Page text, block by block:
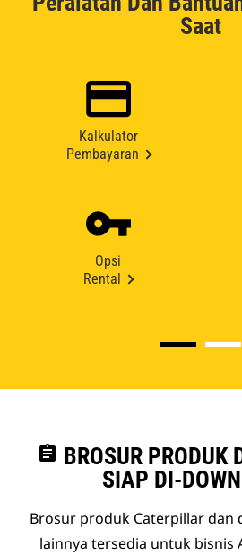
Saat
Kalkulator
Pembayaran
Opsi
Rental
assignment BROSUR PRODUK
SIAP DI-
Brosur produk Caterpillar dan
lainnya tersedia untuk bisnis